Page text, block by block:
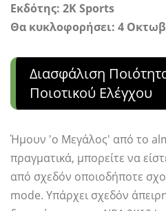
Εκδότης: 2K Sports
Θα κυκλοφορήσει: 4
Διασφάλιση
Ποιοτικού Ελέγχου
Ήμουν 'ο Μεγάλος' από το
πραγματικά, μπορείτε να
από σχεδόν οποιοδήποτε
mode. Υπάρχει σχεδόν